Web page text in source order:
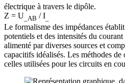
électrique à travers le dipôle.
Z = U _AB / I
Le formalisme des impédances
potentiels et des intensités du
alimenté par diverses sources et
capacitifs idéalisés. Les méthodes
celles utilisées pour les circuits en